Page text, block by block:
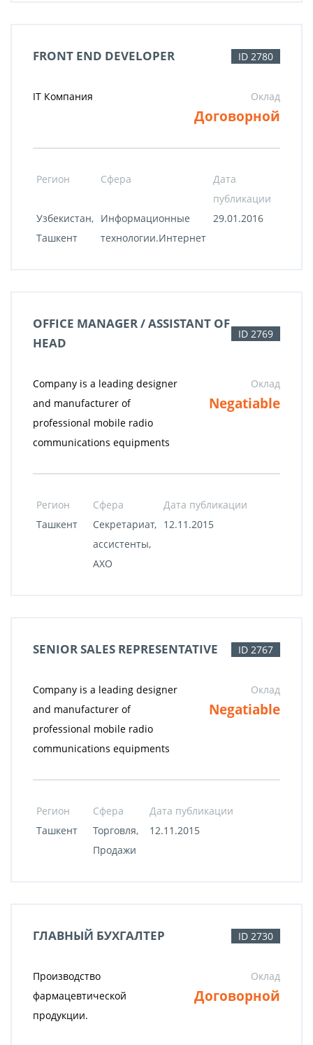
FRONT END DEVELOPER ID 2780
IT Компания Оклад
Договорной
Регион Сфера
Дата
публикации
Узбекистан,
Ташкент
Информационные
технологии.Интернет
29.01.2016
OFFICE MANAGER / ASSISTANT OF
HEAD
ID 2769
Company is a leading designer
and manufacturer of
professional mobile radio
communications equipments
Оклад
Negatiable
Регион Сфера
Дата публикации
Ташкент
Секретариат,
ассистенты,
АХО
12.11.2015
SENIOR SALES REPRESENTATIVE ID 2767
Company is a leading designer
and manufacturer of
professional mobile radio
communications equipments
Оклад
Negatiable
Регион Сфера
Дата публикации
Ташкент
Торговля,
Продажи
12.11.2015
ГЛАВНЫЙ БУХГАЛТЕР ID 2730
Производство
фармацевтической
продукции.
Оклад
Договорной